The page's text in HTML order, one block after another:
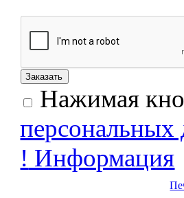
Нажимая
персональных
! Информация